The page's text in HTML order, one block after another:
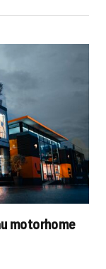
motorhome